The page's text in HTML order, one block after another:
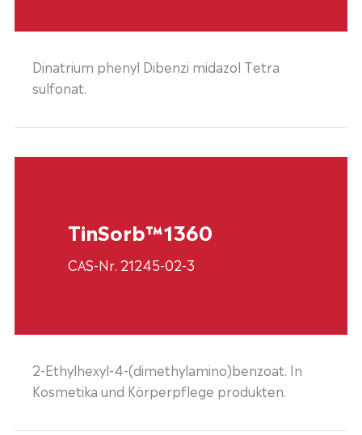
Dinatrium phenyl Dibenzi midazol Tetra
sulfonat.
TinSorb™1360
CAS-Nr. 21245-02-3
2-Ethylhexyl-4-(dimethylamino)benzoat. In
Kosmetika und Körperpflege produkten.